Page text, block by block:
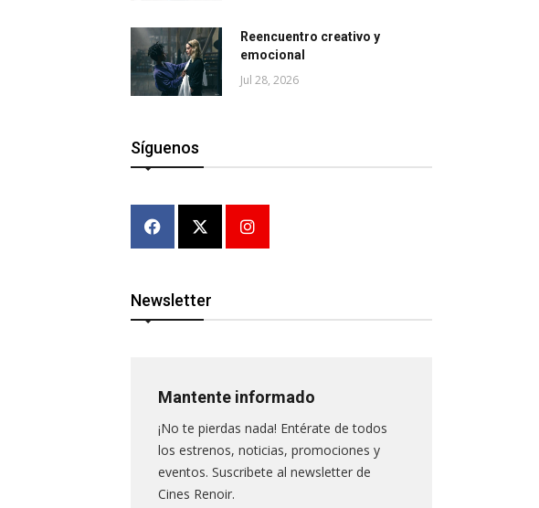
Reencuentro creativo y
emocional
Jul 28, 2026
Síguenos
Newsletter
Mantente informado
¡No te pierdas nada! Entérate de todos
los estrenos, noticias, promociones y
eventos. Suscribete al newsletter de
Cines Renoir.